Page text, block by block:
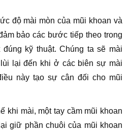
độ mài mòn của mũi khoan và
bảo các bước tiếp theo trong
kỹ thuật. Chúng ta sẽ mài
lại đến khi ở các biên sự mài
này tạo sự cân đối cho mũi
khi mài, một tay cầm mũi khoan
giữ phần chuôi của mũi khoan